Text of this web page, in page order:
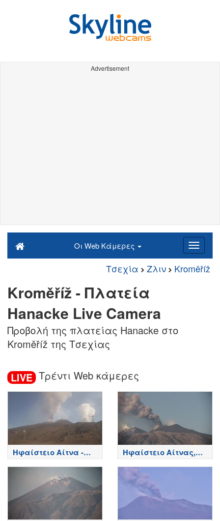
Advertisement
Οι Web Κάμερες
Τσεχία Ζλιν Kroměříž
Kroměříž - Πλατεία
Hanacke Live Camera
Προβολή της πλατείας Hanacke στο
Kroměříž της Τσεχίας
LIVE Τρέντι Web κάμερες
Ηφαίστειο Αίτνα -
Κορυφή κρατήρων,
Ηφαίστειο Αίτνας,
Βόρεια πλευρά - Etna